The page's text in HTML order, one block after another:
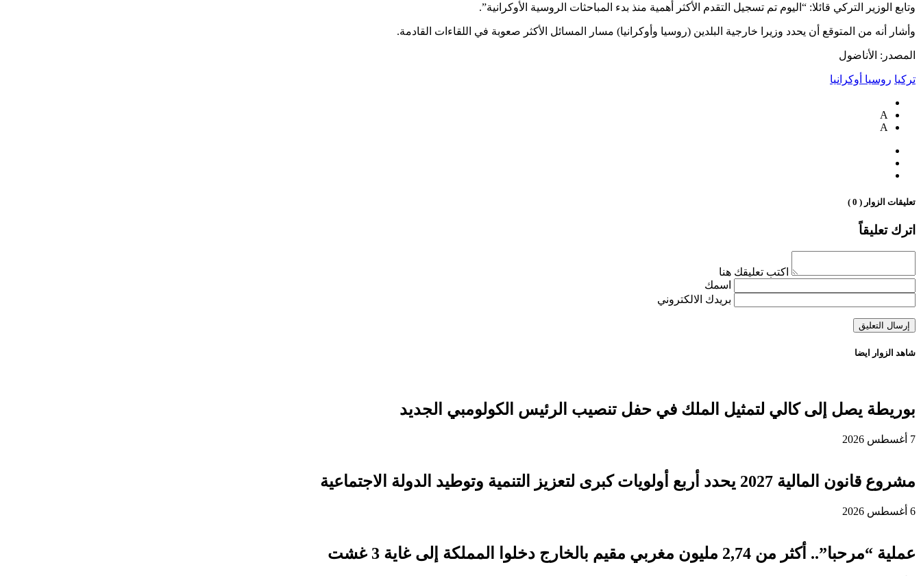
وتابع الوزير التركي قائلا: “اليوم تم تسجيل التقدم الأكثر أهمية منذ بدء المباحثات الروسية الأوكرانية”.
وأشار أنه من المتوقع أن يحدد وزيرا خارجية البلدين (روسيا وأوكرانيا) مسار المسائل الأكثر صعوبة في اللقاءات القادمة.
المصدر: الأناضول
تركيا روسيا أوكرانيا
A
A
تعليقات الزوار ( 0 )
اترك تعليقاً
اكتب تعليقك هنا
اسمك
بريدك الالكتروني
شاهد الزوار ايضا
بوريطة يصل إلى كالي لتمثيل الملك في حفل تنصيب الرئيس الكولومبي الجديد
7 أغسطس 2026
مشروع قانون المالية 2027 يحدد أربع أولويات كبرى لتعزيز التنمية وتوطيد الدولة الاجتماعية
6 أغسطس 2026
عملية “مرحبا”.. أكثر من 2,74 مليون مغربي مقيم بالخارج دخلوا المملكة إلى غاية 3 غشت